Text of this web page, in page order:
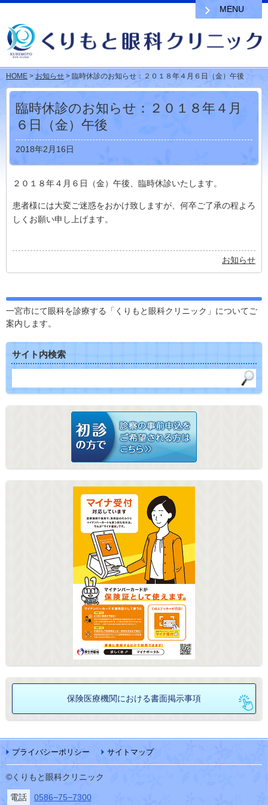
HOME >お知らせ > 臨時休診のお知らせ：２０１８年４月６日（金）午後
臨時休診のお知らせ：２０１８年４月
６日（金）午後
2018年2月16日
２０１８年４月６日（金）午後、臨時休診いたします。
患者様には大変ご迷惑をおかけ致しますが、何卒ご了承の程よろ
しくお願い申し上げます。
お知らせ
一宮市にて眼科を診療する「くりもと眼科クリニック」についてご
案内します。
MENU
サイト内検索
保険医療機関における書面掲示事項
プライバシーポリシー サイトマップ
©くりもと眼科クリニック
電話 0586−75−7300